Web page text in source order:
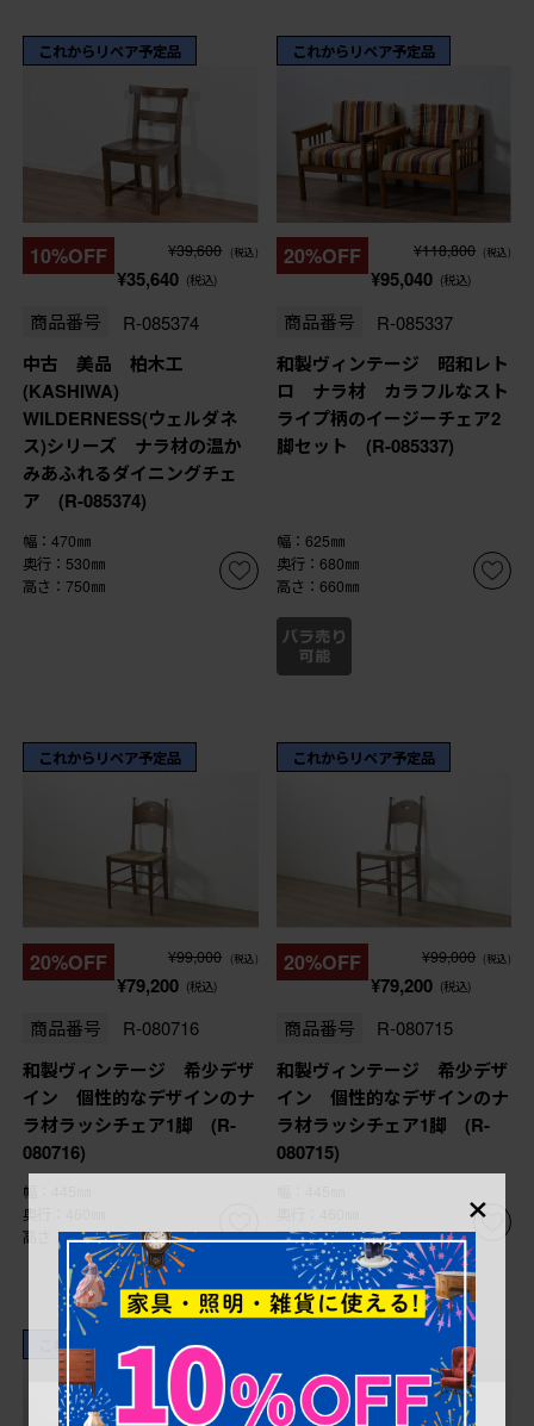
これからリペア予定品
10%OFF ¥39,600 (税込)
¥35,640 (税込)
商品番号 R-085374
中古 美品 柏木工
(KASHIWA)
WILDERNESS(ウェルダネ
ス)シリーズ ナラ材の温か
みあふれるダイニングチェ
ア (R-085374)
幅：470㎜
奥行：530㎜
高さ：750㎜
これからリペア予定品
20%OFF ¥118,800 (税込)
¥95,040 (税込)
商品番号 R-085337
和製ヴィンテージ 昭和レト
ロ ナラ材 カラフルなスト
ライプ柄のイージーチェア2
脚セット (R-085337)
幅：625㎜
奥行：680㎜
高さ：660㎜
これからリペア予定品
20%OFF ¥99,000 (税込)
¥79,200 (税込)
商品番号 R-080716
和製ヴィンテージ 希少デザ
イン 個性的なデザインのナ
ラ材ラッシチェア1脚 (R-
080716)
幅：445㎜
奥行：460㎜
高さ：920㎜
これからリペア予定品
20%OFF ¥99,000 (税込)
¥79,200 (税込)
商品番号 R-080715
和製ヴィンテージ 希少デザ
イン 個性的なデザインのナ
ラ材ラッシチェア1脚 (R-
080715)
高さ：920㎜
これからリペア予定品
×